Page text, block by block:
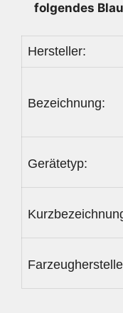
folgendes
Hersteller:
Bezeichnung:
Gerätetyp: